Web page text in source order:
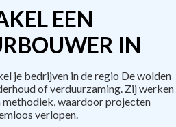
EEN
IN
je bedrijven in de regio De wolden
of verduurzaming. Zij werken
methodiek, waardoor projecten
verlopen.